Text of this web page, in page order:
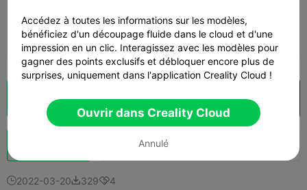
0.2mm layer, 2 walls, 15% infill
 11h 19m  5 plates  353.32g
Découpes Ouvrir dans Creality Cloud
146
2022-03-203294
Accédez à toutes les informations sur les modèles,
bénéficiez d'un découpage fluide dans le cloud et d'une
impression en un clic. Interagissez avec les modèles pour
gagner des points exclusifs et débloquer encore plus de
surprises, uniquement dans l'application Creality Cloud !
Ouvrir dans Creality Cloud
Annulé